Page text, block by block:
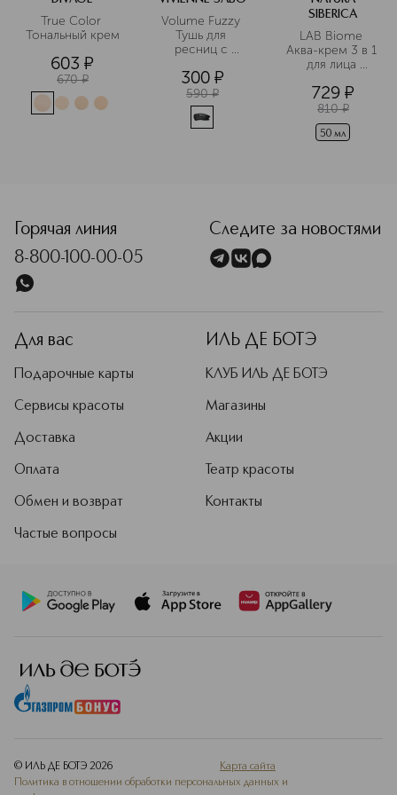
True Color
Тональный крем
603 ¤
670 ¤
Volume Fuzzy
Тушь для
ресниц c
супер объема
300 ¤
590 ¤
SIBERICA
LAB Biome
Аква-крем 3 в 1
для лица
гиалуроновый
729 ¤
810 ¤
50 мл
Горячая линия
8-800-100-00-05
Следите за новостями
Для вас
Подарочные карты
Сервисы красоты
Доставка
Оплата
Обмен и возврат
Частые вопросы
ИЛЬ ДЕ БОТЭ
КЛУБ ИЛЬ ДЕ БОТЭ
Магазины
Акции
Театр красоты
Контакты
© ИЛЬ ДЕ БОТЭ 2026
Карта сайта
Политика в отношении обработки персональных данных и